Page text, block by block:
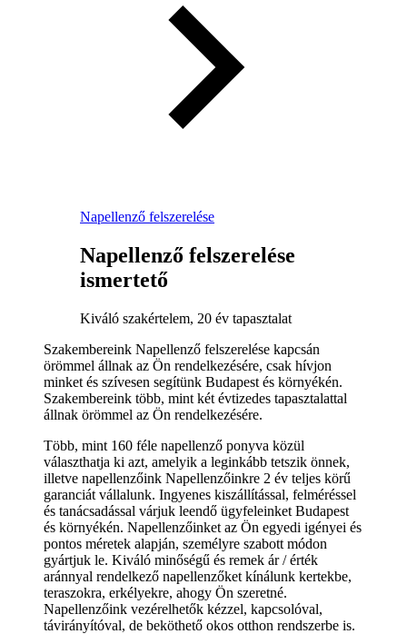
Napellenző felszerelése
Napellenző felszerelése
ismertető
Kiváló szakértelem, 20 év tapasztalat
Szakembereink Napellenző felszerelése kapcsán
örömmel állnak az Ön rendelkezésére, csak hívjon
minket és szívesen segítünk Budapest és környékén.
Szakembereink több, mint két évtizedes tapasztalattal
állnak örömmel az Ön rendelkezésére.
Több, mint 160 féle napellenző ponyva közül
választhatja ki azt, amelyik a leginkább tetszik önnek,
illetve napellenzőink Napellenzőinkre 2 év teljes körű
garanciát vállalunk. Ingyenes kiszállítással, felméréssel
és tanácsadással várjuk leendő ügyfeleinket Budapest
és környékén. Napellenzőinket az Ön egyedi igényei és
pontos méretek alapján, személyre szabott módon
gyártjuk le. Kiváló minőségű és remek ár / érték
aránnyal rendelkező napellenzőket kínálunk kertekbe,
teraszokra, erkélyekre, ahogy Ön szeretné.
Napellenzőink vezérelhetők kézzel, kapcsolóval,
távirányítóval, de beköthető okos otthon rendszerbe is.